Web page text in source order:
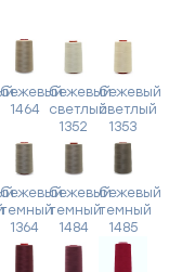
бежевый
1464
бежевый
светлый
1352
бежевый
светлый
1353
бежевый
темный
1364
бежевый
темный
1484
бежевый
темный
1485